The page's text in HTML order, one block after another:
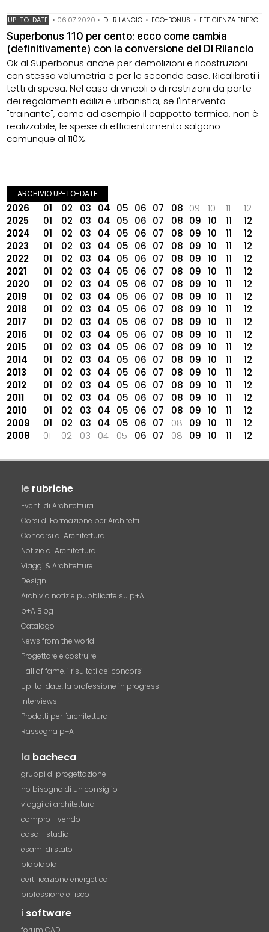
UP-TO-DATE • 06.07.2020 • DL RILANCIO • ECO-BONUS • EFFICIENZA ENERGETICA
Superbonus 110 per cento: ecco come cambia
(definitivamente) con la conversione del Dl Rilancio
Ok al Superbonus anche per demolizioni e ricostruzioni
con stessa volumetria e per le seconde case. Ricalibrati i
tetti di spesa. Nel caso di vincoli o di restrizioni da parte
dei regolamenti edilizi e urbanistici, se l'intervento
"trainante", come ad esempio il cappotto termico, non è
realizzabile, le spese di efficientamento salgono
comunque al 110%.
ARCHIVIO UP-TO-DATE
2026 01 02 03 04 05 06 07 08 09 10 11
12
2025
01 02 03 04 05 06 07 08 09 10 11
12
2024
01 02 03 04 05 06 07 08 09 10 11
12
2023
01 02 03 04 05 06 07 08 09 10 11
12
2022
01 02 03 04 05 06 07 08 09 10 11
12
2021
01 02 03 04 05 06 07 08 09 10 11
12
2020
01 02 03 04 05 06 07 08 09 10 11
12
2019
01 02 03 04 05 06 07 08 09 10 11
12
2018
01 02 03 04 05 06 07 08 09 10 11
12
2017
01 02 03 04 05 06 07 08 09 10 11
12
2016
01 02 03 04 05 06 07 08 09 10 11
12
2015
01 02 03 04 05 06 07 08 09 10 11
12
2014
01 02 03 04 05 06 07 08 09 10 11
12
2013
01 02 03 04 05 06 07 08 09 10 11
12
2012
01 02 03 04 05 06 07 08 09 10 11
12
2011
01 02 03 04 05 06 07 08 09 10 11
12
2010
01 02 03 04 05 06 07 08 09 10 11
12
2009
01 02 03 04 05 06 07 08 09 10 11
12
2008
01 02 03 04 05 06 07 08 09 10 11 12
le rubriche
Eventi di Architettura
Corsi di Formazione per Architetti
Concorsi di Architettura
Notizie di Architettura
Viaggi & Architetture
Design
Archivio notizie pubblicate su p+A
p+A Blog
Catalogo
News from the world
Progettare e costruire
Hall of fame. i risultati dei concorsi
Up-to-date: la professione in progress
Interviews
Prodotti per l'architettura
Rassegna p+A
la bacheca
gruppi di progettazione
ho bisogno di un consiglio
viaggi di architettura
compro - vendo
casa - studio
esami di stato
blablabla
certificazione energetica
professione e fisco
i software